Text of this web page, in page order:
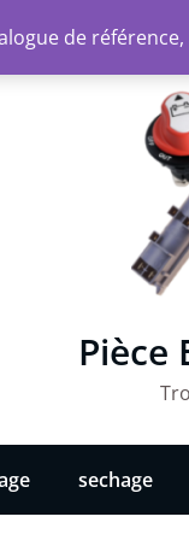
Pièce
sechage
de